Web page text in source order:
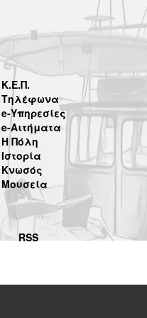
Κ.Ε.Π.
Τηλέφωνα
e-Υπηρεσίες
e-Αιτήματα
Η Πόλη
Ιστορία
Κνωσός
Μουσεία
RSS